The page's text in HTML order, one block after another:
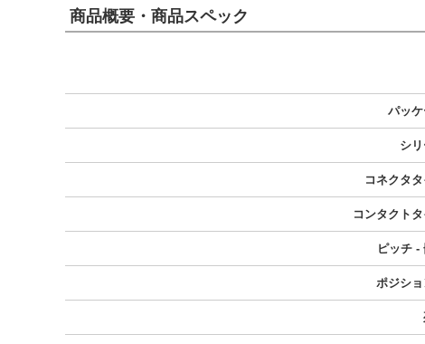
商品概要・商品スペック
パッ
シ
コネクタ
コンタクト
ピッチ -
ポジシ